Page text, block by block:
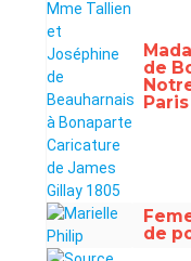
de
Paris
de